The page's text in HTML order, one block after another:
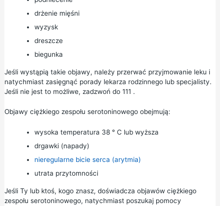
drżenie mięśni
wyzysk
dreszcze
biegunka
Jeśli wystąpią takie objawy, należy przerwać przyjmowanie leku i
natychmiast zasięgnąć porady lekarza rodzinnego lub specjalisty.
Jeśli nie jest to możliwe, zadzwoń do 111 .
Objawy ciężkiego zespołu serotoninowego obejmują:
wysoka temperatura 38 ° C lub wyższa
drgawki (napady)
nieregularne bicie serca (arytmia)
utrata przytomności
Jeśli Ty lub ktoś, kogo znasz, doświadcza objawów ciężkiego
zespołu serotoninowego, natychmiast poszukaj pomocy